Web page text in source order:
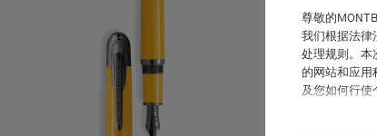
尊敬的
我们根据法律
处理规则。本
的网站和应用
及您如何行使